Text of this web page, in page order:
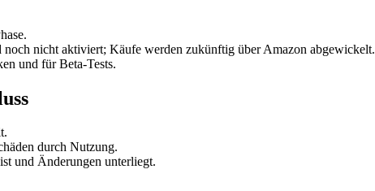
nicht aktiviert; Käufe werden zukünftig über Amazon abgewickelt.
und für Beta-Tests.
durch Nutzung.
und Änderungen unterliegt.